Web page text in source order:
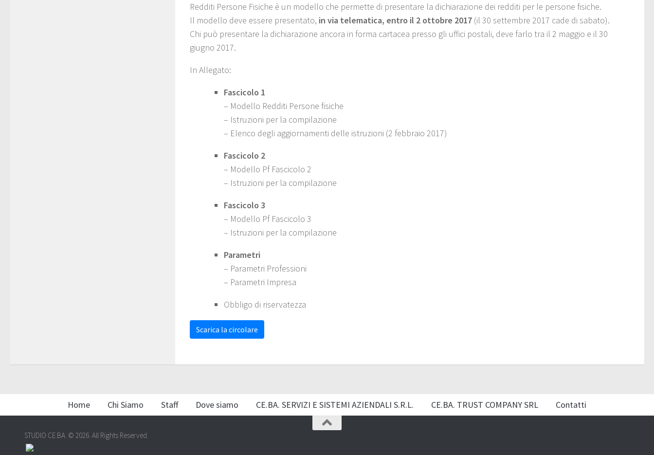
Redditi Persone Fisiche è un modello che permette di presentare la dichiarazione dei redditi per le persone fisiche.
Il modello deve essere presentato, in via telematica, entro il 2 ottobre 2017 (il 30 settembre 2017 cade di sabato).
Chi può presentare la dichiarazione ancora in forma cartacea presso gli uffici postali, deve farlo tra il 2 maggio e il 30
giugno 2017.
In Allegato:
Fascicolo 1
– Modello Redditi Persone fisiche
– Istruzioni per la compilazione
– Elenco degli aggiornamenti delle istruzioni (2 febbraio 2017)
Fascicolo 2
– Modello Pf Fascicolo 2
– Istruzioni per la compilazione
Fascicolo 3
– Modello Pf Fascicolo 3
– Istruzioni per la compilazione
Parametri
– Parametri Professioni
– Parametri Impresa
Obbligo di riservatezza
Scarica la circolare
Home Chi Siamo Staff Dove siamo CE.BA. SERVIZI E SISTEMI AZIENDALI S.R.L. CE.BA. TRUST COMPANY SRL Contatti
STUDIO CE.BA. © 2026. All Rights Reserved.